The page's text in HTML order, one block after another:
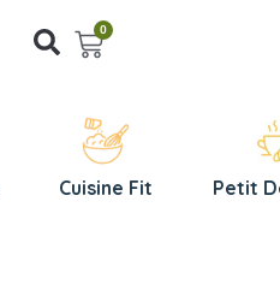
0
Cuisine Fit Petit